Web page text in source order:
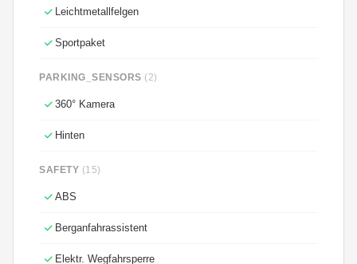
Leichtmetallfelgen
Sportpaket
PARKING_SENSORS (2)
360° Kamera
Hinten
SAFETY (15)
ABS
Berganfahrassistent
Elektr. Wegfahrsperre